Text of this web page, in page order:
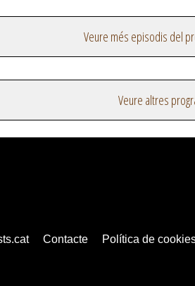
Veure més episodis del
Veure altres
Contacte Política de